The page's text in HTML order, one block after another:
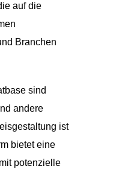
auf die
Branchen
sind
andere
ist
bietet eine
potenzielle